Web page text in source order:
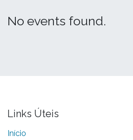
No events found.
Links Úteis
Início